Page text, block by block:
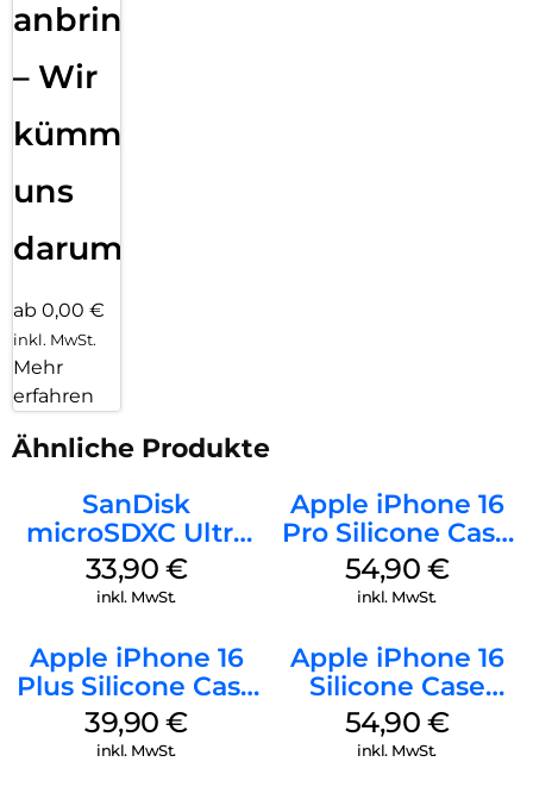
anbringen
– Wir
kümmern
uns
darum!
ab 0,00 €
inkl. MwSt.
Mehr
erfahren
Ähnliche Produkte
SanDisk
microSDXC Ultra
128 GB + Adapter
Mobile
33,90 €
inkl. MwSt.
Apple iPhone 16
Pro Silicone Case
MagSafe Black
54,90 €
inkl. MwSt.
Apple iPhone 16
Plus Silicone Case
MagSafe Plum
39,90€
inkl. MwSt.
Apple iPhone 16
Silicone Case
MagSafe Black
54,90 €
inkl. MwSt.